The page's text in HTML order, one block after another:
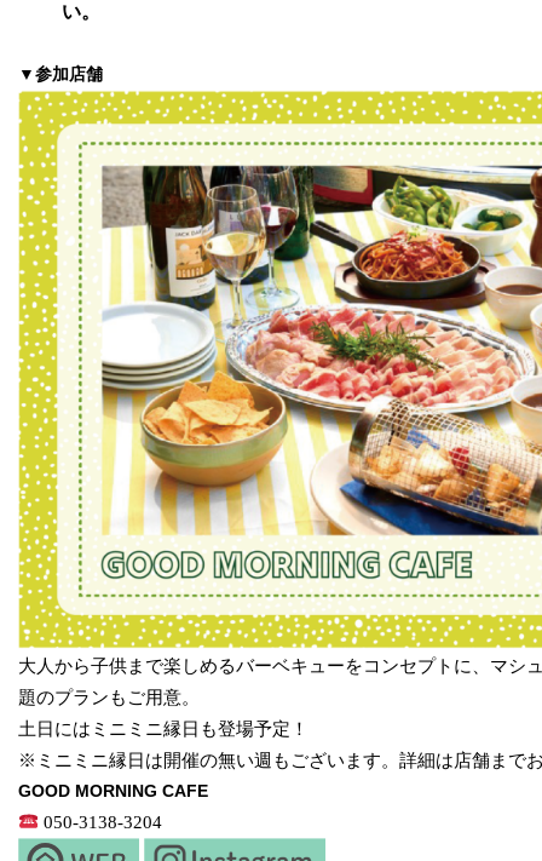
い。
▼参加店舗
大人から子供まで楽しめるバーベキューをコンセプトに、マシ
題のプランもご用意。
土日にはミニミニ縁日も登場予定！
※ミニミニ縁日は開催の無い週もございます。詳細は店舗まで
GOOD MORNING CAFE
050-3138-3204